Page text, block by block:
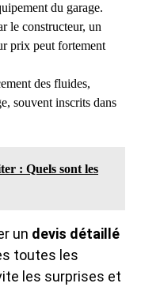
du garage.
le constructeur, un
prix peut fortement
des fluides,
souvent inscrits dans
: Quels sont les
un devis détaillé
toutes les
les surprises et